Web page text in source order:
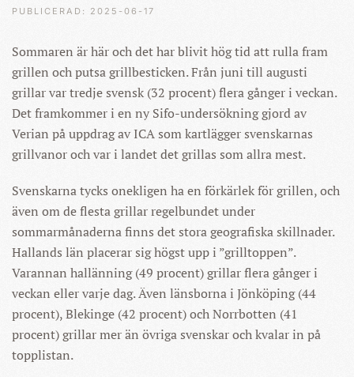
PUBLICERAD: 2025-06-17
Sommaren är här och det har blivit hög tid att rulla fram
grillen och putsa grillbesticken. Från juni till augusti
grillar var tredje svensk (32 procent) flera gånger i veckan.
Det framkommer i en ny Sifo-undersökning gjord av
Verian på uppdrag av ICA som kartlägger svenskarnas
grillvanor och var i landet det grillas som allra mest.
Svenskarna tycks onekligen ha en förkärlek för grillen, och
även om de flesta grillar regelbundet under
sommarmånaderna finns det stora geografiska skillnader.
Hallands län placerar sig högst upp i ”grilltoppen”.
Varannan hallänning (49 procent) grillar flera gånger i
veckan eller varje dag. Även länsborna i Jönköping (44
procent), Blekinge (42 procent) och Norrbotten (41
procent) grillar mer än övriga svenskar och kvalar in på
topplistan.